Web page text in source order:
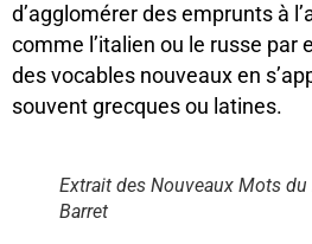
d’agglomérer des emprunts à
comme l’italien ou le russe par
des vocables nouveaux en
souvent grecques ou latines.
Extrait des Nouveaux Mots
Barret